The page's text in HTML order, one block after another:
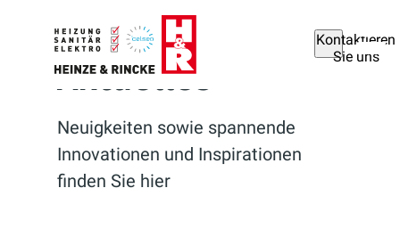
Kontaktieren
Sie uns
Aktuelles
Neuigkeiten sowie spannende
Innovationen und Inspirationen
finden Sie hier